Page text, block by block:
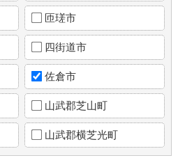
匝瑳市
四街道市
佐倉市
山武郡芝山町
山武郡横芝光町